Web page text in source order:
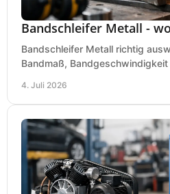
Bandschleifer Metall -
Bandschleifer Metall richtig
Bandmaß,
4. Juli 2026